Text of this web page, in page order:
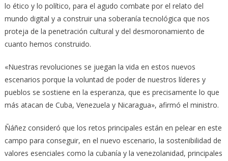
lo ético y lo político, para el agudo combate por el relato del
mundo digital y a construir una soberanía tecnológica que nos
proteja de la penetración cultural y del desmoronamiento de
cuanto hemos construido.
«Nuestras revoluciones se juegan la vida en estos nuevos
escenarios porque la voluntad de poder de nuestros líderes y
pueblos se sostiene en la esperanza, que es precisamente lo que
más atacan de Cuba, Venezuela y Nicaragua», afirmó el ministro.
Ñáñez consideró que los retos principales están en pelear en este
campo para conseguir, en el nuevo escenario, la sostenibilidad de
valores esenciales como la cubanía y la venezolanidad, principales